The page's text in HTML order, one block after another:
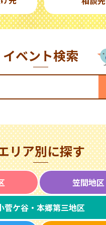
イベント検索
リア別に探す
笠間地区
菅ケ谷・本郷第三地区